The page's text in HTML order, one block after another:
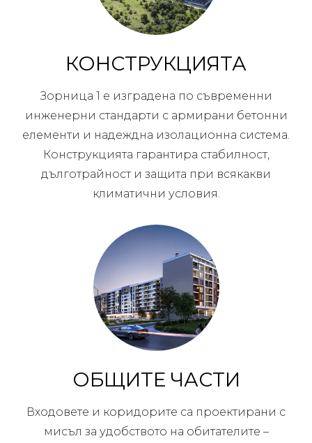
КОНСТРУКЦИЯТА
Зорница 1 е изградена по съвременни
инженерни стандарти с армирани бетонни
елементи и надеждна изолационна система.
Конструкцията гарантира стабилност,
дълготрайност и защита при всякакви
климатични условия.
ОБЩИТЕ ЧАСТИ
Входовете и коридорите са проектирани с
мисъл за удобството на обитателите –